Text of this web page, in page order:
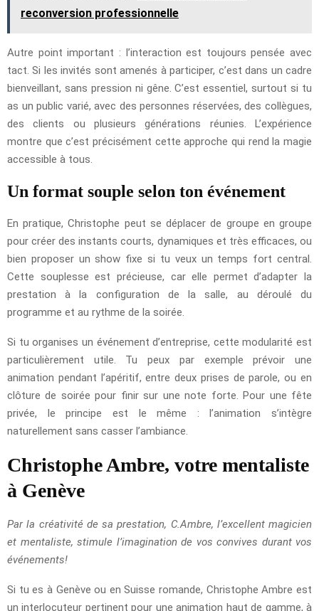
reconversion professionnelle
Autre point important : l’interaction est toujours pensée avec
tact. Si les invités sont amenés à participer, c’est dans un cadre
bienveillant, sans pression ni gêne. C’est essentiel, surtout si tu
as un public varié, avec des personnes réservées, des collègues,
des clients ou plusieurs générations réunies. L’expérience
montre que c’est précisément cette approche qui rend la magie
accessible à tous.
Un format souple selon ton événement
En pratique, Christophe peut se déplacer de groupe en groupe
pour créer des instants courts, dynamiques et très efficaces, ou
bien proposer un show fixe si tu veux un temps fort central.
Cette souplesse est précieuse, car elle permet d’adapter la
prestation à la configuration de la salle, au déroulé du
programme et au rythme de la soirée.
Si tu organises un événement d’entreprise, cette modularité est
particulièrement utile. Tu peux par exemple prévoir une
animation pendant l’apéritif, entre deux prises de parole, ou en
clôture de soirée pour finir sur une note forte. Pour une fête
privée, le principe est le même : l’animation s’intègre
naturellement sans casser l’ambiance.
Christophe Ambre, votre mentaliste
à Genève
Par la créativité de sa prestation, C.Ambre, l’excellent magicien
et mentaliste, stimule l’imagination de vos convives durant vos
événements!
Si tu es à Genève ou en Suisse romande, Christophe Ambre est
un interlocuteur pertinent pour une animation haut de gamme, à